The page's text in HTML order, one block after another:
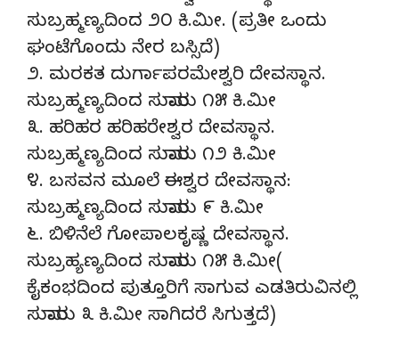
ಸುಬ್ರಹ್ಮಣ್ಯದಿಂದ ೨೦ ಕಿ.ಮೀ. (ಪ್ರತೀ ಒಂದು
ಘಂಟೆಗೊಂದು ನೇರ ಬಸ್ಸಿದೆ)
೨. ಮರಕತ ದುರ್ಗಾಪರಮೇಶ್ವರಿ ದೇವಸ್ಥಾನ.
ಸುಬ್ರಹ್ಮಣ್ಯದಿಂದ ಸುಮಾರು ೧೫ ಕಿ.ಮೀ
೩. ಹರಿಹರ ಹರಿಹರೇಶ್ವರ ದೇವಸ್ಥಾನ.
ಸುಬ್ರಹ್ಮಣ್ಯದಿಂದ ಸುಮಾರು ೧೨ ಕಿ.ಮೀ
೪. ಬಸವನ ಮೂಲೆ ಈಶ್ವರ ದೇವಸ್ಥಾನ:
ಸುಬ್ರಹ್ಮಣ್ಯದಿಂದ ಸುಮಾರು ೯ ಕಿ.ಮೀ
೬. ಬಿಳಿನೆಲೆ ಗೋಪಾಲಕೃಷ್ಣ ದೇವಸ್ಥಾನ.
ಸುಬ್ರಹ್ಯಣ್ಯದಿಂದ ಸುಮಾರು ೧೫ ಕಿ.ಮೀ(
ಕೈಕಂಭದಿಂದ ಪುತ್ತೂರಿಗೆ ಸಾಗುವ ಎಡತಿರುವಿನಲ್ಲಿ
ಸುಮಾರು ೩ ಕಿ.ಮೀ ಸಾಗಿದರೆ ಸಿಗುತ್ತದೆ)